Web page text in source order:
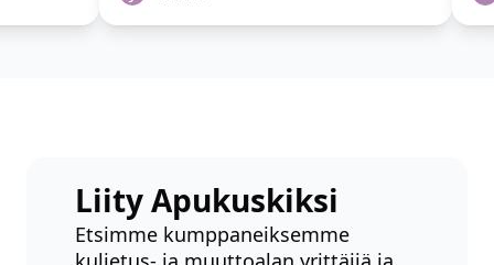
Liity Apukuskiksi
Etsimme kumppaneiksemme